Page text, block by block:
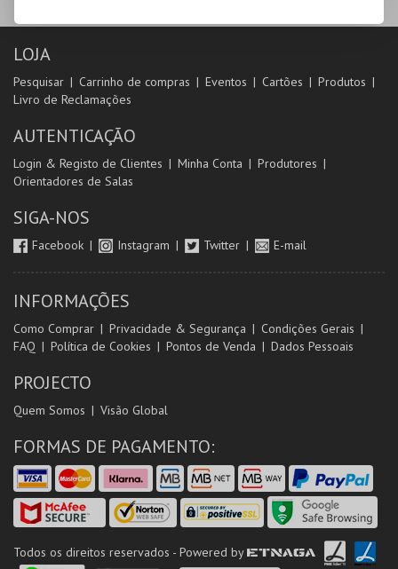
LOJA
Pesquisar Carrinho de compras Eventos Cartões
Produtos
Livro de Reclamações
AUTENTICAÇÃO
Login & Registo de Clientes Minha Conta
Produtores
Orientadores de Salas
SIGA-NOS
Facebook Instagram Twitter E-mail
INFORMAÇÕES
Como Comprar Privacidade & Segurança
Condições Gerais
FAQ
Política de Cookies Pontos de Venda Dados Pessoais
PROJECTO
Quem Somos Visão Global
FORMAS DE PAGAMENTO:
Todos os direitos reservados - Powered by ETNAGA